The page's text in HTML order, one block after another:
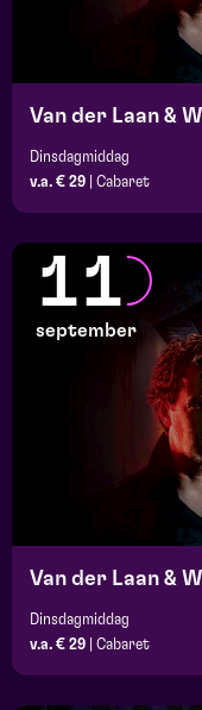
Van der Laan &
Dinsdagmiddag
v.a. € 29
Cabaret
11
september
Van der Laan &
Dinsdagmiddag
v.a. € 29
Cabaret